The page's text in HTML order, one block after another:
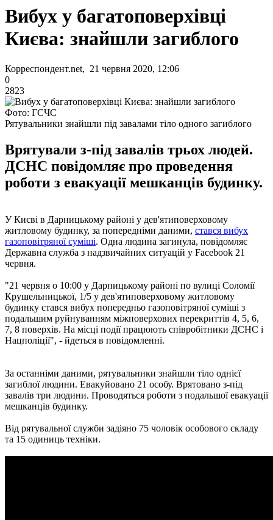
Вибух у багатоповерхівці
Києва: знайшли загиблого
Корреспондент.net, 21 червня 2020, 12:06
0
2823
Фото: ГСЧС
Рятувальники знайшли під завалами тіло одного загиблого
Врятували з-під завалів трьох людей.
ДСНС повідомляє про проведення
роботи з евакуації мешканців будинку.
У Києві в Дарницькому районі у дев'ятиповерховому
житловому будинку, за попередніми даними, стався вибух
газоповітряної суміші. Одна людина загинула, повідомляє
Державна служба з надзвичайних ситуацій у Facebook 21
червня.
"21 червня о 10:00 у Дарницькому районі по вулиці Соломії
Крушельницької, 1/5 у дев'ятиповерховому житловому
будинку стався вибух попередньо газоповітряної суміші з
подальшим руйнуванням міжповерхових перекриттів 4, 5, 6,
7, 8 поверхів. На місці події працюють співробітники ДСНС і
Нацполіції", - йдеться в повідомленні.
За останніми даними, рятувальники знайшли тіло однієї
загиблої людини. Евакуйовано 21 особу. Врятовано з-під
завалів три людини. Проводяться роботи з подальшої евакуації
мешканців будинку.
Від рятувальної служби задіяно 75 чоловік особового складу
та 15 одиниць техніки.